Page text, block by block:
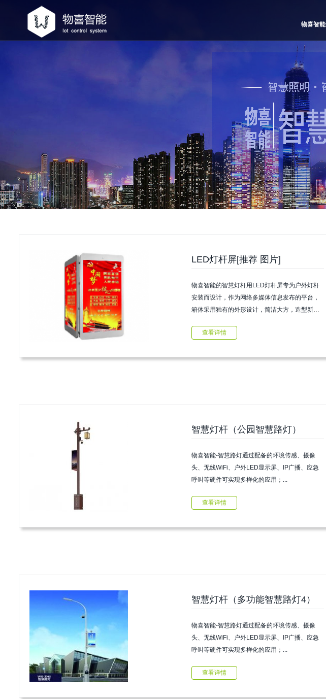
物喜智能
LED灯杆屏[推荐 图片]
物喜智能的智慧灯杆用LED灯杆屏专为户外灯杆
安装而设计，作为网络多媒体信息发布的平台，
箱体采用独有的外形设计，简洁大方，造型新颖
掌控...查看详情
智慧灯杆（公园智慧路灯）
物喜智能-智慧路灯通过配备的环境传感、摄像
头、无线WiFi、户外LED显示屏、IP广播、应急
呼叫等硬件可实现多样化的应用；...
查看详情
智慧灯杆（多功能智慧路灯4）
物喜智能-智慧路灯通过配备的环境传感、摄像
头、无线WiFi、户外LED显示屏、IP广播、应急
呼叫等硬件可实现多样化的应用；...
查看详情